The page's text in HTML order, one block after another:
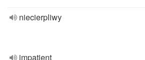
niecierpliwy
impatient